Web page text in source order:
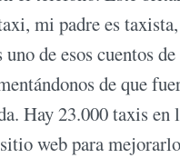
mi padre es
de esos cuentos
de que
Hay 23.000 taxis
web para